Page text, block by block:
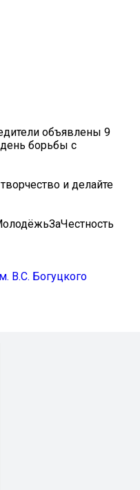
объявлены 9
борьбы с
и делайте
В.С. Богуцкого